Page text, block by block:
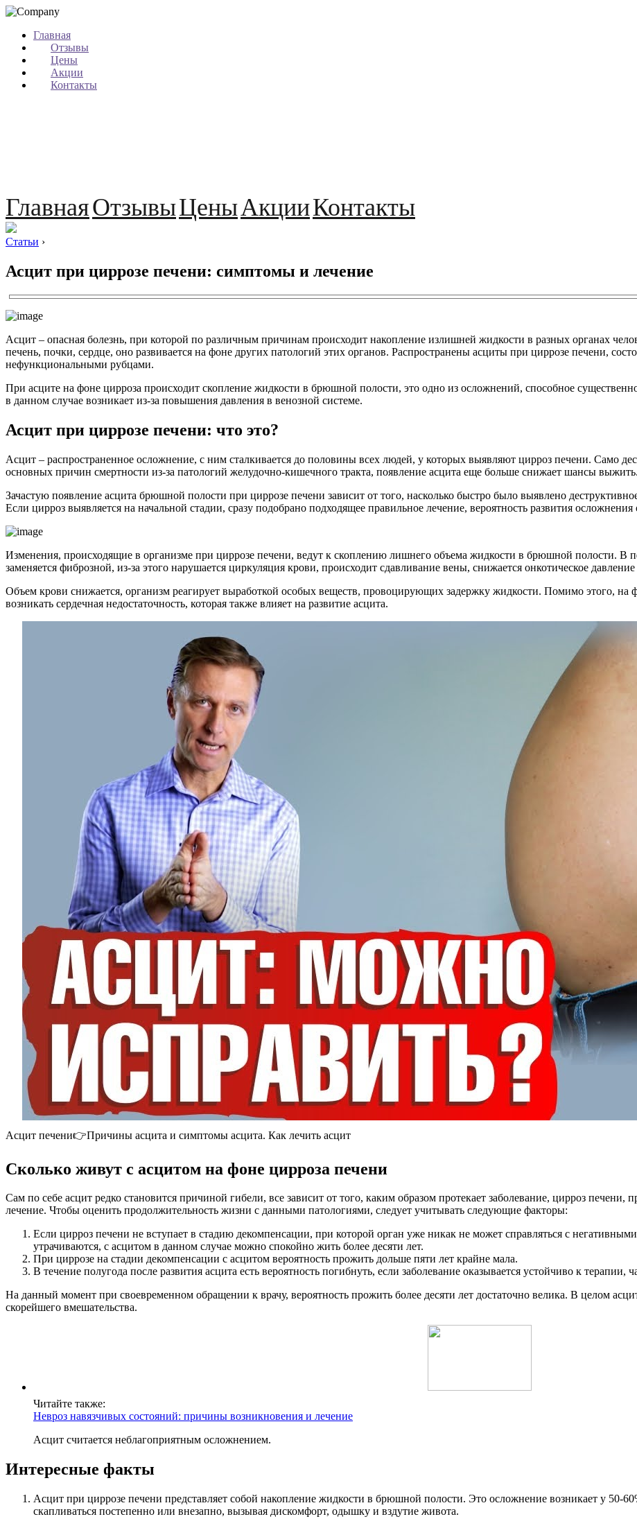
Главная
Отзывы
Цены
Акции
Контакты
ГлавнаяОтзывыЦеныАкцииКонтакты
Статьи ›
Асцит при циррозе печени: симптомы и лечение
Асцит – опасная болезнь, при которой по различным причинам происходит накопление излишней жидкости в разных органах
печень, почки, сердце, оно развивается на фоне других патологий этих органов. Распространены асциты при циррозе печени,
нефункциональными рубцами.
При асците на фоне цирроза происходит скопление жидкости в брюшной полости, это одно из осложнений, способное
в данном случае возникает из-за повышения давления в венозной системе.
Асцит при циррозе печени: что это?
Асцит – распространенное осложнение, с ним сталкивается до половины всех людей, у которых выявляют цирроз печени. Само
основных причин смертности из-за патологий желудочно-кишечного тракта, появление асцита еще больше снижает шансы выжить.
Зачастую появление асцита брюшной полости при циррозе печени зависит от того, насколько быстро было выявлено
Если цирроз выявляется на начальной стадии, сразу подобрано подходящее правильное лечение, вероятность развития осложнения
Изменения, происходящие в организме при циррозе печени, ведут к скоплению лишнего объема жидкости в брюшной полости. В
заменяется фиброзной, из-за этого нарушается циркуляция крови, происходит сдавливание вены, снижается онкотическое
Объем крови снижается, организм реагирует выработкой особых веществ, провоцирующих задержку жидкости. Помимо этого, на
возникать сердечная недостаточность, которая также влияет на развитие асцита.
Асцит печени👉Причины асцита и симптомы асцита. Как лечить асцит
Сколько живут с асцитом на фоне цирроза печени
Сам по себе асцит редко становится причиной гибели, все зависит от того, каким образом протекает заболевание, цирроз
лечение. Чтобы оценить продолжительность жизни с данными патологиями, следует учитывать следующие факторы:
Если цирроз печени не вступает в стадию декомпенсации, при которой орган уже никак не может справляться с
утрачиваются, с асцитом в данном случае можно спокойно жить более десяти лет.
При циррозе на стадии декомпенсации с асцитом вероятность прожить дольше пяти лет крайне мала.
В течение полугода после развития асцита есть вероятность погибнуть, если заболевание оказывается устойчиво к терапии,
На данный момент при своевременном обращении к врачу, вероятность прожить более десяти лет достаточно велика. В целом
скорейшего вмешательства.
Читайте также:
Невроз навязчивых состояний: причины возникновения и лечение
Асцит считается неблагоприятным осложнением.
Интересные факты
Асцит при циррозе печени представляет собой накопление жидкости в брюшной полости. Это осложнение возникает у 50-
скапливаться постепенно или внезапно, вызывая дискомфорт, одышку и вздутие живота.